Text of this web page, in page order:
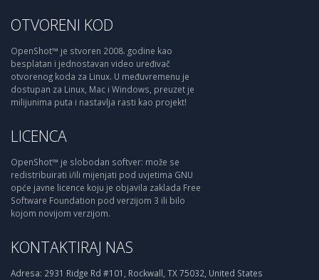
OTVORENI KOD
OpenShot™ je stvoren 2008. godine kao
besplatan i jednostavan video uređivač
otvorenog koda za Linux. U međuvremenu je
dostupan za Linux, Mac i Windows, preuzet je
milijunima puta i nastavlja rasti kao projekt!
LICENCA
OpenShot™ je slobodan softver: može se
redistribuirati i/ili mijenjati pod uvjetima GNU
opće javne licence koju je objavila zaklada Free
Software Foundation pod verzijom 3 ili bilo
kojom novijom verzijom.
KONTAKTIRAJ NAS
Adresa: 2931 Ridge Rd #101, Rockwall, TX 75032, United States